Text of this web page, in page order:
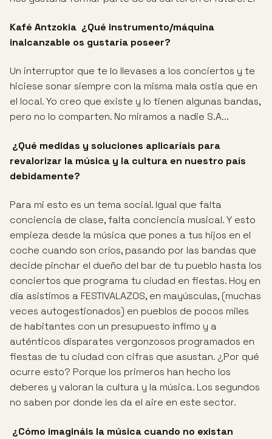
Kafé Antzokia ¿Qué instrumento/máquina
inalcanzable os gustaría poseer?
Un interruptor que te lo llevases a los conciertos y te
hiciese sonar siempre con la misma mala ostia que en
el local. Yo creo que existe y lo tienen algunas bandas,
pero no lo comparten. No miramos a nadie S.A...
¿Qué medidas y soluciones aplicaríais para
revalorizar la música y la cultura en nuestro país
debidamente?
Para mi esto es un tema social. Igual que falta
conciencia de clase, falta conciencia musical. Y esto
empieza desde la música que pones a tus hijos en el
coche cuando son críos, pasando por las bandas que
decide pinchar el dueño del bar de tu pueblo hasta los
conciertos que programa tu ciudad en fiestas. Hoy en
día asistimos a FESTIVALAZOS, en mayúsculas, (muchas
veces autogestionados) en pueblos de pocos miles
de habitantes con un presupuesto ínfimo y a
auténticos disparates vergonzosos programados en
fiestas de tu ciudad con cifras que asustan. ¿Por qué
ocurre esto? Porque los primeros han hecho los
deberes y valoran la cultura y la música. Los segundos
no saben por donde les da el aire en este sector.
¿Cómo imagináis la música cuando no existan